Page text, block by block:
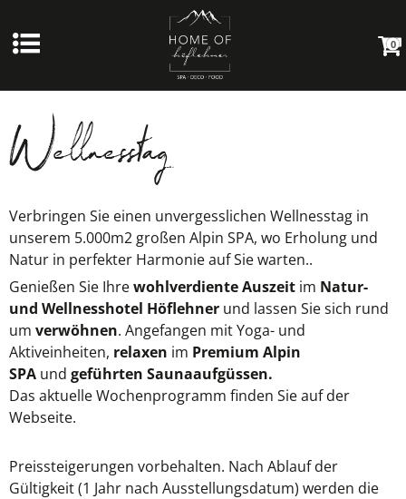
0
Wellnesstag
Verbringen Sie einen unvergesslichen Wellnesstag in
unserem 5.000m2 großen Alpin SPA, wo Erholung und
Natur in perfekter Harmonie auf Sie warten..
Genießen Sie Ihrewohlverdiente Auszeit im Natur-
und Wellnesshotel Höflehner und lassen Sie sich rund
um verwöhnen. Angefangen mit Yoga- und
Aktiveinheiten, relaxen im Premium Alpin
SPA und geführten Saunaaufgüssen.
Das aktuelle Wochenprogramm finden Sie auf der
Webseite.
Preissteigerungen vorbehalten. Nach Ablauf der
Gültigkeit (1 Jahr nach Ausstellungsdatum) werden die